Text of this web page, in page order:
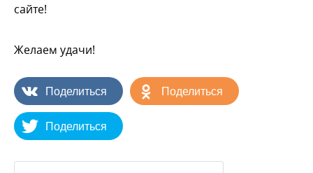
сайте!
Желаем удачи!
Поделиться Поделиться
Поделиться